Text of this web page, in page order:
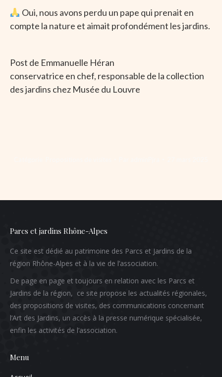
Oui, nous avons perdu un pape qui prenait en
compte la nature et aimait profondément les jardins.
Post de Emmanuelle Héran
conservatrice en chef, responsable de la collection
des jardins chez Musée du Louvre
Parcs et jardins Rhône-Alpes
Ce site est dédié au patrimoine des Parcs et Jardins de la
région Rhône-Alpes et à la vie de l’association.
De page en page et toujours en relation avec les Parcs et
Jardins de la région, ce site propose les actualités régionales,
des propositions de visites, des communications concernant
l’Art des Jardins, un accès à la presse numérique spécialisée,
enfin les activités de l’association.
Menu